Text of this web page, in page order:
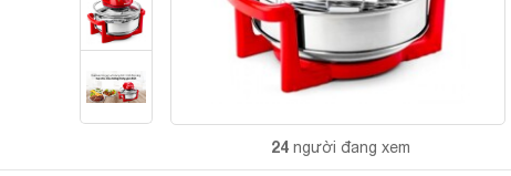
24 người đang xem